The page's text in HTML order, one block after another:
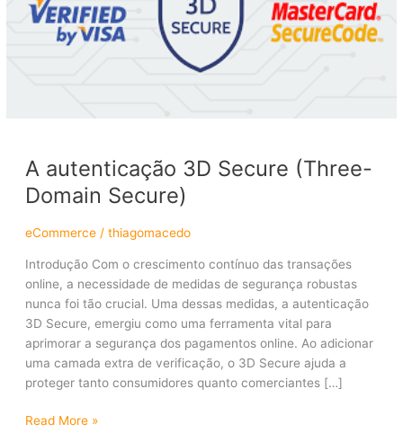
A autenticação 3D Secure (Three-
Domain Secure)
eCommerce/ thiagomacedo
Introdução Com o crescimento contínuo das transações
online, a necessidade de medidas de segurança robustas
nunca foi tão crucial. Uma dessas medidas, a autenticação
3D Secure, emergiu como uma ferramenta vital para
aprimorar a segurança dos pagamentos online. Ao adicionar
uma camada extra de verificação, o 3D Secure ajuda a
proteger tanto consumidores quanto comerciantes […]
(Three-
Domain
Read More »